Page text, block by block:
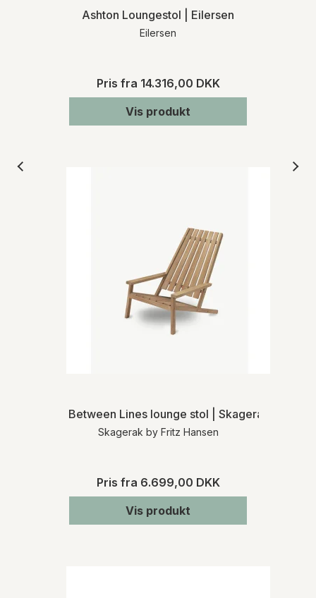
Ashton Loungestol | Eilersen
Eilersen
Pris fra 14.316,00 DKK
Vis produkt
Between Lines lounge stol | Skagerak
Skagerak by Fritz Hansen
Pris fra 6.699,00 DKK
Vis produkt